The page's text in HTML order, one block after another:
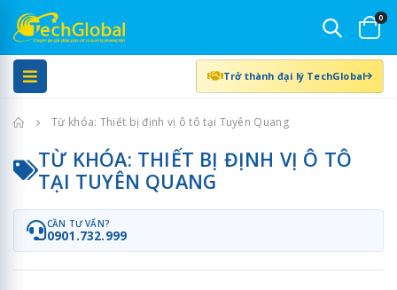
0
Trở thành đại lý TechGlobal
Trang chủTừ khóa: Thiết bị định vị ô tô tại Tuyên Quang
TỪ KHÓA: THIẾT BỊ ĐỊNH VỊ Ô TÔ
TẠI TUYÊN QUANG
CẦN TƯ VẤN?
0901.732.999